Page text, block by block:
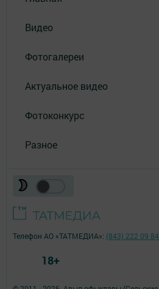
Видео
Фотогалереи
Актуальное видео
Фотоконкурс
Разное
Телефон АО «ТАТМЕДИА»: (843) 222 09 84
18+